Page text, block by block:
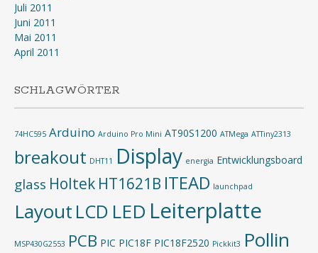
Juli 2011
Juni 2011
Mai 2011
April 2011
SCHLAGWÖRTER
74HC595 Arduino Arduino Pro Mini AT90S1200 ATMega ATTiny2313
breakout DHT11 Display energia Entwicklungsboard
glass Holtek HT1621B ITEAD launchpad
Layout LCD LED Leiterplatte
MSP430G2553 PCB PIC PIC18F PIC18F2520 Pickkit3 Pollin